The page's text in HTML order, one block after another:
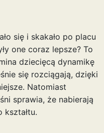
się i skakało po placu
one coraz lepsze? To
dziecięcą dynamikę
się rozciągają, dzięki
Natomiast
sprawia, że nabierają
kształtu.